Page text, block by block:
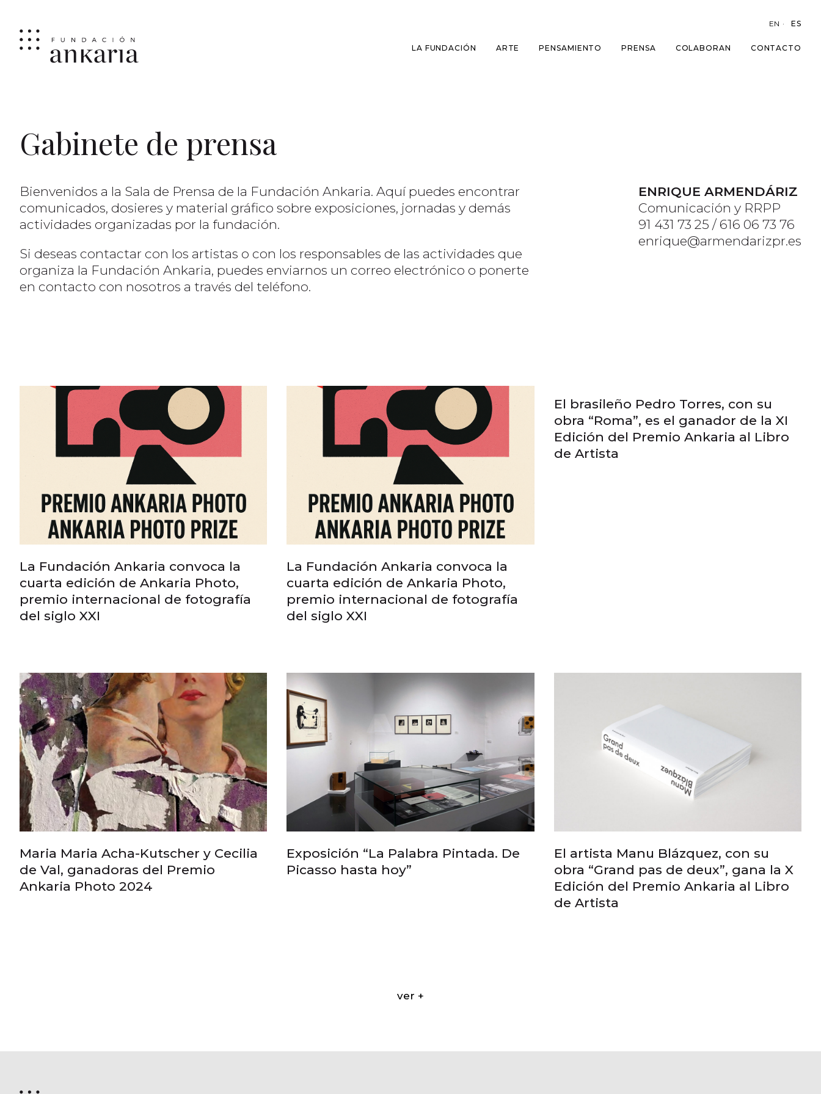
LA FUNDACIÓN ARTE PENSAMIENTO PRENSA COLABORAN CONTACTO
EN ES
Gabinete de prensa
Bienvenidos a la Sala de Prensa de la Fundación Ankaria. Aquí puedes encontrar
comunicados, dosieres y material gráfico sobre exposiciones, jornadas y demás
actividades organizadas por la fundación.
Si deseas contactar con los artistas o con los responsables de las actividades que
organiza la Fundación Ankaria, puedes enviarnos un correo electrónico o ponerte
en contacto con nosotros a través del teléfono.
ENRIQUE ARMENDÁRIZ
Comunicación y RRPP
91 431 73 25 / 616 06 73 76
enrique@armendarizpr.es
La Fundación Ankaria convoca la
cuarta edición de Ankaria Photo,
premio internacional de fotografía
del siglo XXI
La Fundación Ankaria convoca la
cuarta edición de Ankaria Photo,
premio internacional de fotografía
del siglo XXI
El brasileño Pedro Torres, con su
obra “Roma”, es el ganador de la XI
Edición del Premio Ankaria al Libro
de Artista
Maria Maria Acha-Kutscher y Cecilia
de Val, ganadoras del Premio
Ankaria Photo 2024
Exposición “La Palabra Pintada. De
Picasso hasta hoy”
El artista Manu Blázquez, con su
obra “Grand pas de deux”, gana la X
Edición del Premio Ankaria al Libro
de Artista
ver +